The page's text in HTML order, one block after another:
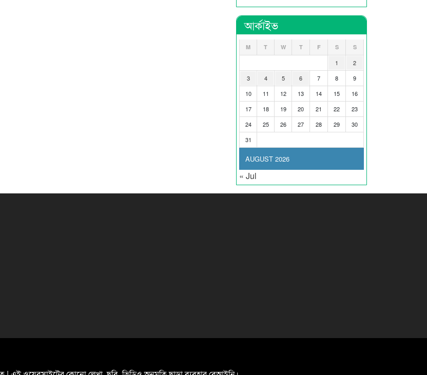
আর্কাইভ
AUGUST 2026
M T W T F S S
1
2
3
4 5 6 7 8
9
10
11 12 13 14 15
16
17
18 19 20 21 22
23
24
25 26 27 28 29
30
31
« Jul